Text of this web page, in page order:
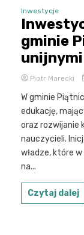
Inwestycje
gminie
unijnymi
Piotr Marecki
W gminie
edukację,
oraz rozwijanie
nauczycieli.
władze, które
na...
Czytaj dalej